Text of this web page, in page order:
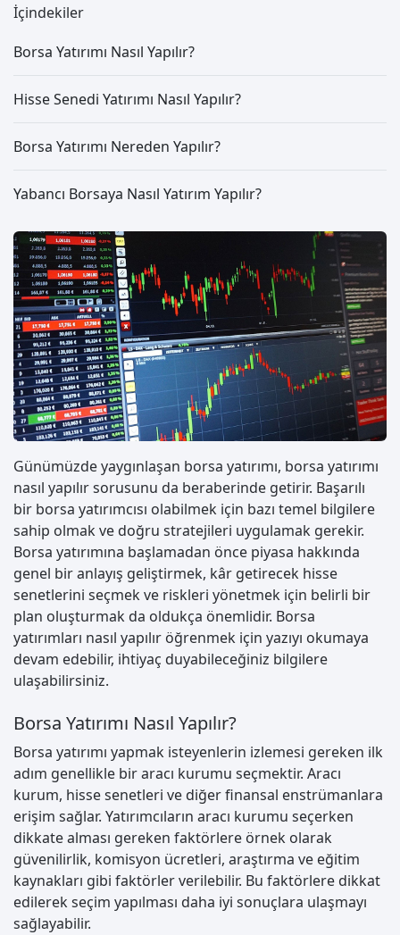
Günümüzde yaygınlaşan borsa yatırımı, borsa yatırımı
nasıl yapılır sorusunu da beraberinde getirir. Başarılı
bir borsa yatırımcısı olabilmek için bazı temel bilgilere
sahip olmak ve doğru stratejileri uygulamak gerekir.
Borsa yatırımına başlamadan önce piyasa hakkında
genel bir anlayış geliştirmek, kâr getirecek hisse
senetlerini seçmek ve riskleri yönetmek için belirli bir
plan oluşturmak da oldukça önemlidir. Borsa
yatırımları nasıl yapılır öğrenmek için yazıyı okumaya
devam edebilir, ihtiyaç duyabileceğiniz bilgilere
ulaşabilirsiniz.
Borsa Yatırımı Nasıl Yapılır?
Borsa yatırımı yapmak isteyenlerin izlemesi gereken ilk
adım genellikle bir aracı kurumu seçmektir. Aracı
kurum, hisse senetleri ve diğer finansal enstrümanlara
erişim sağlar. Yatırımcıların aracı kurumu seçerken
dikkate alması gereken faktörlere örnek olarak
güvenilirlik, komisyon ücretleri, araştırma ve eğitim
kaynakları gibi faktörler verilebilir. Bu faktörlere dikkat
edilerek seçim yapılması daha iyi sonuçlara ulaşmayı
sağlayabilir.
İçindekiler
Borsa Yatırımı Nasıl Yapılır?
Hisse Senedi Yatırımı Nasıl Yapılır?
Borsa Yatırımı Nereden Yapılır?
Yabancı Borsaya Nasıl Yatırım Yapılır?